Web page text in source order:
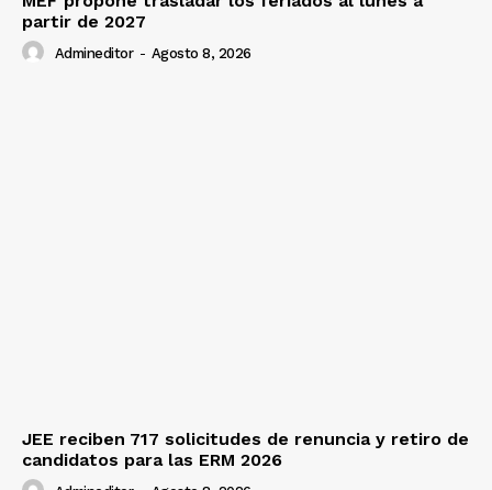
partir de 2027
Admineditor - Agosto 8, 2026
JEE reciben 717 solicitudes de renuncia y retiro de
candidatos para las ERM 2026